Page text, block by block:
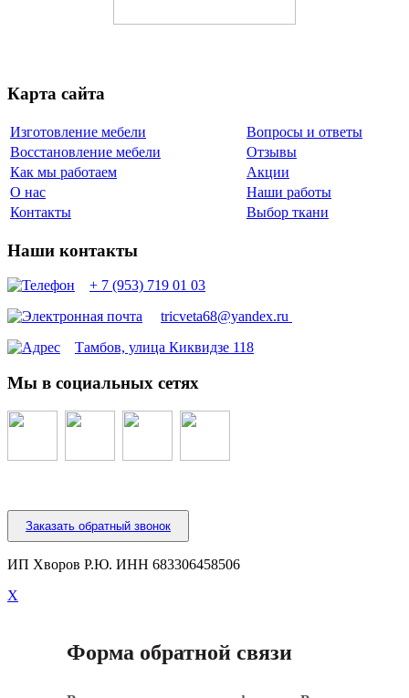
Карта сайта
Изготовление мебели
Вопросы и ответы
Восстановление мебели
Отзывы
Как мы работаем
Акции
О нас
Наши работы
Контакты
Выбор ткани
Наши контакты
+ 7 (953) 719 01 03
tricveta68@yandex.ru
Тамбов, улица Киквидзе 118
Мы в социальных сетях
Заказать обратный звонок
ИП Хворов Р.Ю. ИНН 683306458506
X
Форма обратной связи